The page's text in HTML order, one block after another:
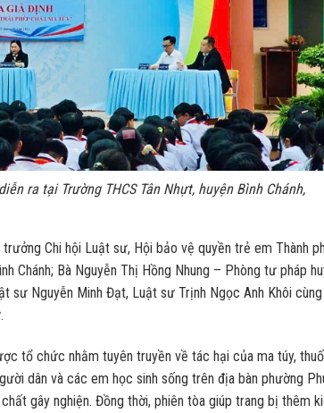
ra tại Trường THCS Tân Nhựt, huyện Bình Chánh,
Chi hội Luật sư, Hội bảo vệ quyền trẻ em Thành
Chánh; Bà Nguyễn Thị Hồng Nhung – Phòng tư pháp
sư Nguyễn Minh Đạt, Luật sư Trịnh Ngọc Anh Khôi cùng
tổ chức nhằm tuyên truyền về tác hại của ma túy,
dân và các em học sinh sống trên địa bàn phường
gây nghiện. Đồng thời, phiên tòa giúp trang bị thêm